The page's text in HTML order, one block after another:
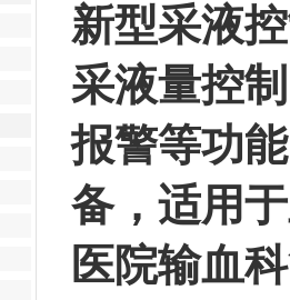
新型采液
采液量控
报警等功
备，适用
医院输血